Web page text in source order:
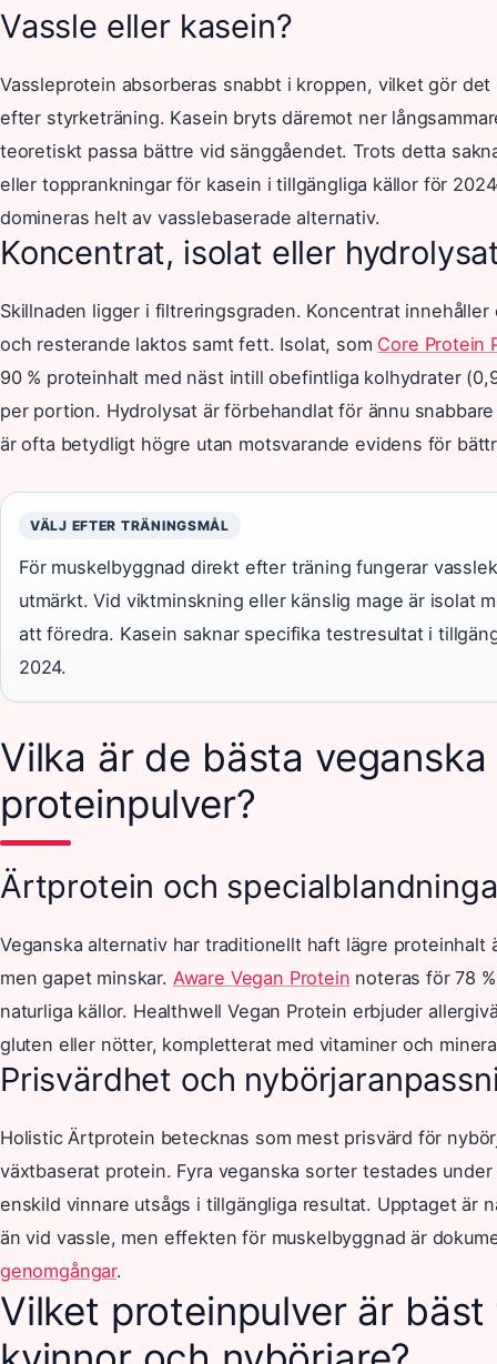
Vassle eller kasein?
Vassleprotein absorberas snabbt i kroppen, vilket gör
efter styrketräning. Kasein bryts däremot ner
teoretiskt passa bättre vid sänggåendet. Trots detta
eller topprankningar för kasein i tillgängliga källor för
domineras helt av vasslebaserade alternativ.
Koncentrat, isolat eller
Skillnaden ligger i filtreringsgraden. Koncentrat innehåller
och resterande laktos samt fett. Isolat, som Core Protein
90 % proteinhalt med näst intill obefintliga kolhydrater
per portion. Hydrolysat är förbehandlat för ännu
är ofta betydligt högre utan motsvarande evidens för
VÄLJ EFTER TRÄNINGSMÅL
För muskelbyggnad direkt efter träning fungerar
utmärkt. Vid viktminskning eller känslig mage är isolat
att föredra. Kasein saknar specifika testresultat i
2024.
Vilka är de bästa veganska
proteinpulver?
Ärtprotein och
Veganska alternativ har traditionellt haft lägre proteinhalt
men gapet minskar. Aware Vegan Protein noteras för 78
naturliga källor. Healthwell Vegan Protein erbjuder
gluten eller nötter, kompletterat med vitaminer och
Prisvärdhet och
Holistic Ärtprotein betecknas som mest prisvärd för
växtbaserat protein. Fyra veganska sorter testades
enskild vinnare utsågs i tillgängliga resultat. Upptaget är
än vid vassle, men effekten för muskelbyggnad är
genomgångar.
Vilket proteinpulver är bäst